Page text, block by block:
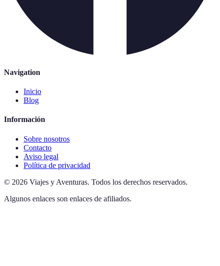
Navigation
Inicio
Blog
Información
Sobre nosotros
Contacto
Aviso legal
Política de privacidad
© 2026 Viajes y Aventuras. Todos los derechos reservados.
Algunos enlaces son enlaces de afiliados.